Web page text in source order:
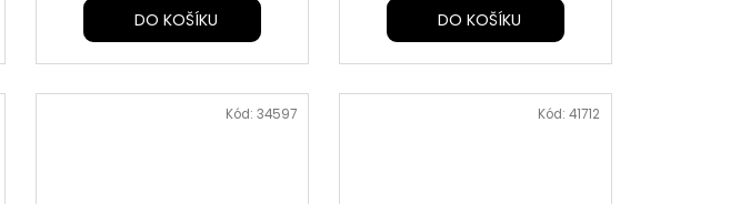
DO KOŠÍKU DO KOŠÍKU
Kód: 34597 Kód: 41712